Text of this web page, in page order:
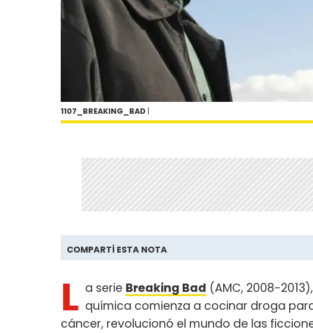
1107_BREAKING_BAD |
COMPARTÍ ESTA NOTA
L a serie Breaking Bad (AMC, 2008-
química comienza a cocinar droga
cáncer, revolucionó el mundo de las